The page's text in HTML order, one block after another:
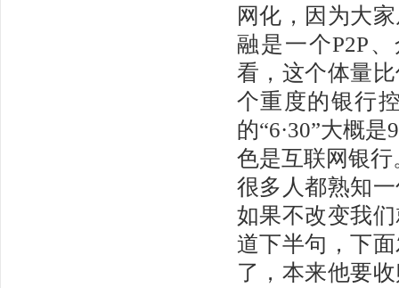
网化，因为大
融是一个P2P
看，这个体量
个重度的银行
的“6·30”大概
色是互联网银行
很多人都熟知
如果不改变我
道下半句，下
了，本来他要